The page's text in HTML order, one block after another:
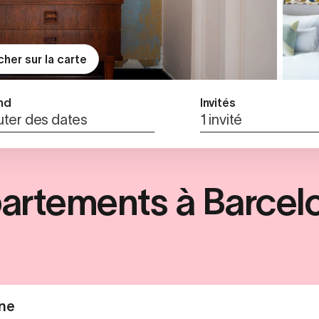
sur la carte
des dates
Invités
1 invité
à